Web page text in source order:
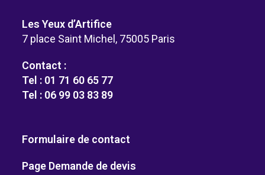
Les Yeux d’Artifice
7 place Saint Michel, 75005 Paris
Contact :
Tel : 01 71 60 65 77
Tel : 06 99 03 83 89
Formulaire de contact
Page Demande de devis